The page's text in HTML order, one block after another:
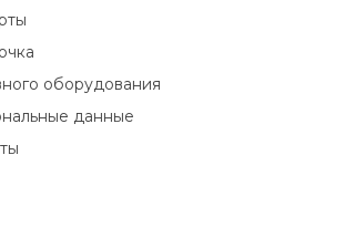
оборудования
данные